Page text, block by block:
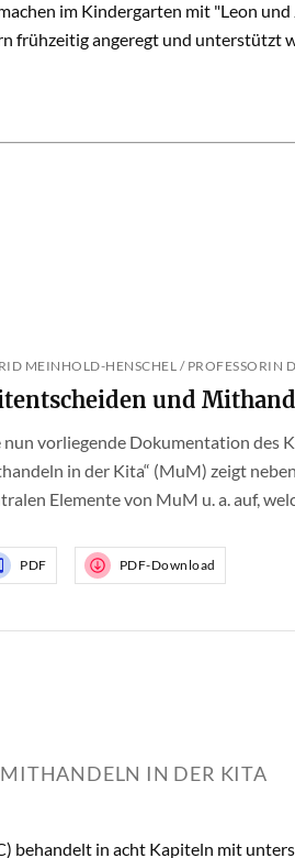
im Kindergarten mit "Leon und
frühzeitig angeregt und unterstützt
MEINHOLD-HENSCHEL / PROFESSORIN
und
nun vorliegende Dokumentation des
in der Kita“ (MuM) zeigt
Elemente von MuM u. a. auf,
PDF PDF-Download
IN DER KITA
behandelt in acht Kapiteln mit